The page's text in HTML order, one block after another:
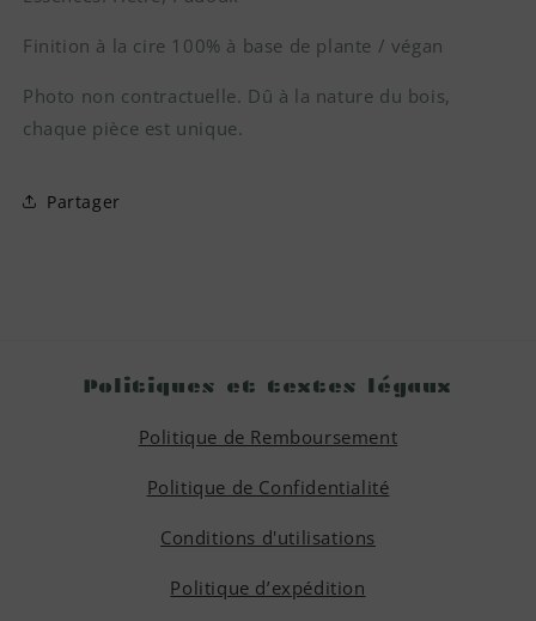
Finition à la cire 100% à base de plante / végan
Photo non contractuelle. Dû à la nature du bois,
chaque pièce est unique.
Partager
Politiques et textes légaux
Politique de Remboursement
Politique de Confidentialité
Conditions d'utilisations
Politique d’expédition